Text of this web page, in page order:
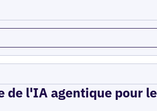
de l'IA agentique pour